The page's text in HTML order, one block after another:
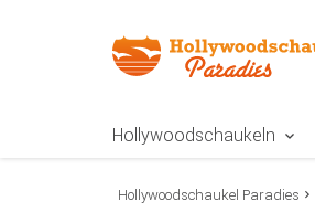
Hollywoodschaukeln
Hollywoodschaukel Paradies